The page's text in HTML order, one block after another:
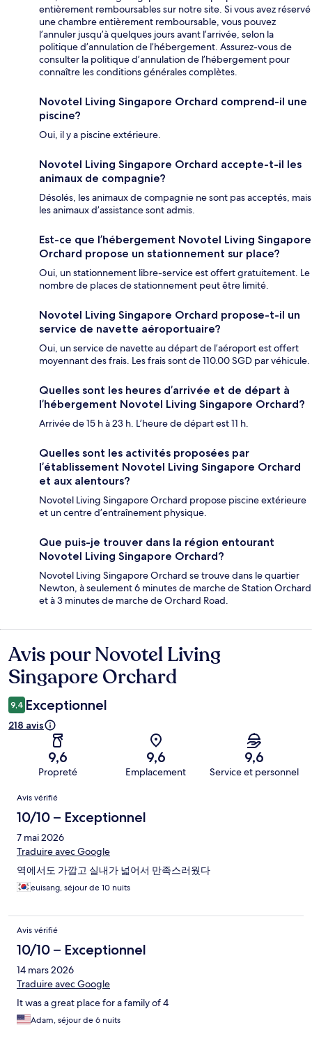
entièrement remboursables sur notre site. Si vous avez réservé
une chambre entièrement remboursable, vous pouvez
l’annuler jusqu’à quelques jours avant l’arrivée, selon la
politique d’annulation de l’hébergement. Assurez-vous de
consulter la politique d’annulation de l’hébergement pour
connaître les conditions générales complètes.
Novotel Living Singapore Orchard comprend-il une
piscine?
Oui, il y a piscine extérieure.
Novotel Living Singapore Orchard accepte-t-il les
animaux de compagnie?
Désolés, les animaux de compagnie ne sont pas acceptés, mais
les animaux d’assistance sont admis.
Est-ce que l’hébergement Novotel Living Singapore
Orchard propose un stationnement sur place?
Oui, un stationnement libre-service est offert gratuitement. Le
nombre de places de stationnement peut être limité.
Novotel Living Singapore Orchard propose-t-il un
service de navette aéroportuaire?
Oui, un service de navette au départ de l’aéroport est offert
moyennant des frais. Les frais sont de 110.00 SGD par véhicule.
Quelles sont les heures d’arrivée et de départ à
l’hébergement Novotel Living Singapore Orchard?
Arrivée de 15 h à 23 h. L’heure de départ est 11 h.
Quelles sont les activités proposées par
l’établissement Novotel Living Singapore Orchard
et aux alentours?
Novotel Living Singapore Orchard propose piscine extérieure
et un centre d’entraînement physique.
Que puis-je trouver dans la région entourant
Novotel Living Singapore Orchard?
Novotel Living Singapore Orchard se trouve dans le quartier
Newton, à seulement 6 minutes de marche de Station Orchard
et à 3 minutes de marche de Orchard Road.
Avis
Avis pour Novotel Living
Singapore Orchard
9,4 Exceptionnel
218 avis
9,6
Propreté
9,6
Emplacement
9,6
Service et personnel
Avis
Avis vérifié
10/10 – Exceptionnel
7 mai 2026
Traduire avec Google
역에서도 가깝고 실내가 넓어서 만족스러웠다
euisang, séjour de 10 nuits
Avis vérifié
10/10 – Exceptionnel
14 mars 2026
Traduire avec Google
It was a great place for a family of 4
Adam, séjour de 6 nuits